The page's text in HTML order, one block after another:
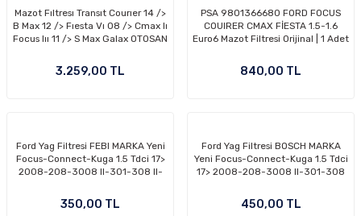
2011)Mazot Fıltresı Transıt Courıer 14 />
B Max 12 /> Fıesta Vı 08 /> Cmax Iı
Focus Iıı 11 /> S Max Galax OTOSAN
3.259,00 TL
PSA 9801366680 FORD FOCUS
COUIRER CMAX FİESTA 1.5-1.6
Euro6 Mazot Filtresi Orijinal | 1 Adet
840,00 TL
Ford Yag Filtresi FEBI MARKA Yeni
Focus-Connect-Kuga 1.5 Tdci 17>
2008-208-3008 II-301-308 II-
350,00 TL
Ford Yag Filtresi BOSCH MARKA
Yeni Focus-Connect-Kuga 1.5 Tdci
17> 2008-208-3008 II-301-308
450,00 TL